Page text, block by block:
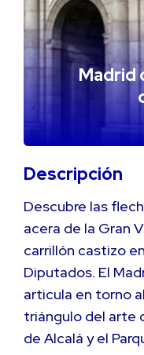
Madrid
Descripción
Descubre las
acera de la Gran
carrillón castizo
Diputados. El
articula en torno
triángulo del arte
de Alcalá y el